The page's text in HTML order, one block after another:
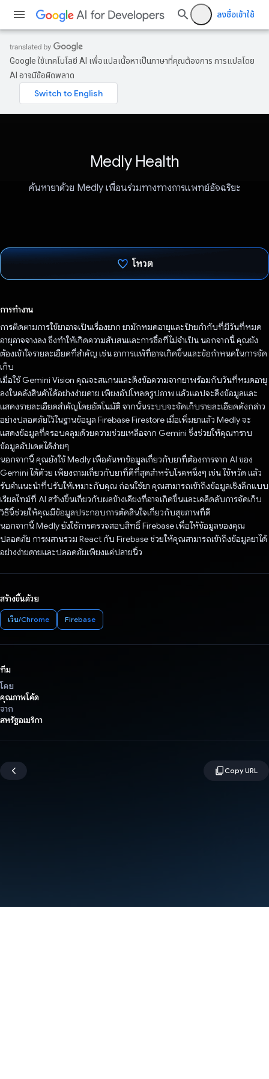
ลงชื่อเข้าใช้
Google ใช้เทคโนโลยี AI เพื่อแปลเนื้อหาเป็นภาษาที่คุณต้องการ การแปลโดย
AI อาจมีข้อผิดพลาด
Medly Health
ค้นหายาด้วย Medly เพื่อนร่วมทางทางการแพทย์อัจฉริยะ
โหวต
การทำงาน
การติดตามการใช้ยาอาจเป็นเรื่องยาก ยามักหมดอายุและป้ายกำกับที่มีวันที่หมด
อายุอาจจางลง ซึ่งทำให้เกิดความสับสนและการซื้อที่ไม่จำเป็น นอกจากนี้ คุณยัง
ต้องเข้าใจรายละเอียดที่สำคัญ เช่น อาการแพ้ที่อาจเกิดขึ้นและข้อกำหนดในการจัด
เก็บ
เมื่อใช้ Gemini Vision คุณจะสแกนและดึงข้อความจากยาพร้อมกับวันที่หมดอายุ
ลงในคลังสินค้าได้อย่างง่ายดาย เพียงอัปโหลดรูปภาพ แล้วแอปจะดึงข้อมูลและ
แสดงรายละเอียดสำคัญโดยอัตโนมัติ จากนั้นระบบจะจัดเก็บรายละเอียดดังกล่าว
อย่างปลอดภัยไว้ในฐานข้อมูล Firebase Firestore เมื่อเพิ่มยาแล้ว Medly จะ
แสดงข้อมูลที่ครอบคลุมด้วยความช่วยเหลือจาก Gemini ซึ่งช่วยให้คุณทราบ
ข้อมูลอัปเดตได้ง่ายๆ
นอกจากนี้ คุณยังใช้ Medly เพื่อค้นหาข้อมูลเกี่ยวกับยาที่ต้องการจาก AI ของ
Gemini ได้ด้วย เพียงถามเกี่ยวกับยาที่ดีที่สุดสำหรับโรคหนึ่งๆ เช่น ไข้หวัด แล้ว
รับคำแนะนำที่ปรับให้เหมาะกับคุณ ก่อนใช้ยา คุณสามารถเข้าถึงข้อมูลเชิงลึกแบบ
เรียลไทม์ที่ AI สร้างขึ้นเกี่ยวกับผลข้างเคียงที่อาจเกิดขึ้นและเคล็ดลับการจัดเก็บ
วิธีนี้ช่วยให้คุณมีข้อมูลประกอบการตัดสินใจเกี่ยวกับสุขภาพที่ดี
นอกจากนี้ Medly ยังใช้การตรวจสอบสิทธิ์ Firebase เพื่อให้ข้อมูลของคุณ
ปลอดภัย การผสานรวม React กับ Firebase ช่วยให้คุณสามารถเข้าถึงข้อมูลยาได้
อย่างง่ายดายและปลอดภัยเพียงแค่ปลายนิ้ว
สร้างขึ้นด้วย
เว็บ/Chrome Firebase
ทีม
โดย
คุณภาพโค้ด
จาก
สหรัฐอเมริกา